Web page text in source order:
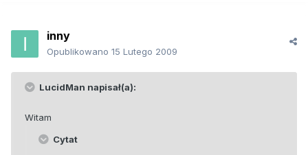
inny
Opublikowano 15 Lutego 2009
LucidMan napisał(a):
Witam
Cytat